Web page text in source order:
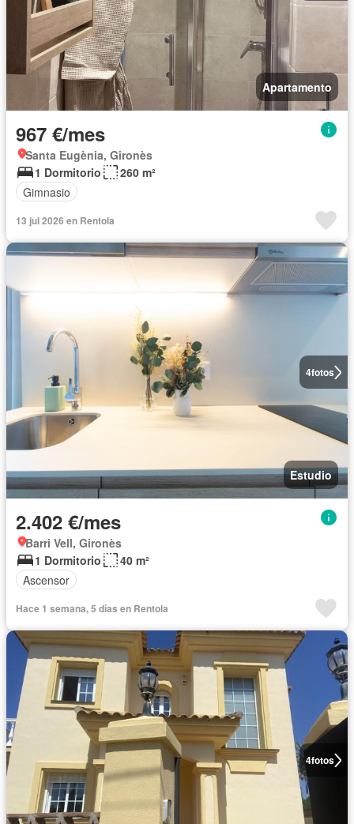
Apartamento
967 €/mes
Santa Eugènia, Gironès
1 Dormitorio
260 m²
Gimnasio
13 jul 2026 en Rentola
4fotos
Estudio
2.402 €/mes
Barri Vell, Gironès
1 Dormitorio
40 m²
Ascensor
Hace 1 semana, 5 días en Rentola
4fotos